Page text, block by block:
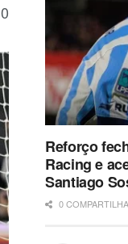
0
Reforço
Racing e
Santiago
0